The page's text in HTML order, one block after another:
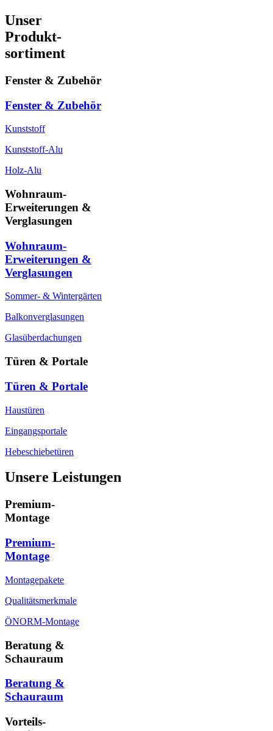
Unser
Produkt-
sortiment
Fenster & Zubehör
Fenster & Zubehör
Kunststoff
Kunststoff-Alu
Holz-Alu
Wohnraum-
Erweiterungen &
Verglasungen
Wohnraum-
Erweiterungen &
Verglasungen
Sommer- & Wintergärten
Balkonverglasungen
Glasüberdachungen
Türen & Portale
Türen & Portale
Haustüren
Eingangsportale
Hebeschiebetüren
Unsere Leistungen
Premium-
Montage
Premium-
Montage
Montagepakete
Qualitätsmerkmale
ÖNORM-Montage
Beratung &
Schauraum
Beratung &
Schauraum
Vorteils-